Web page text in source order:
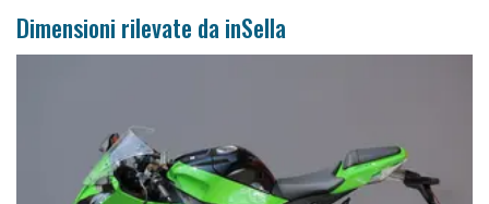
Dimensioni rilevate da inSella